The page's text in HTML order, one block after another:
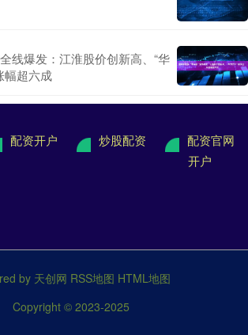
线爆发：江淮股价创新高、“华
幅超六成
配资开户 炒股配资
配资官网
开户
by 天创网 RSS地图 HTML地图
Copyright © 2023-2025